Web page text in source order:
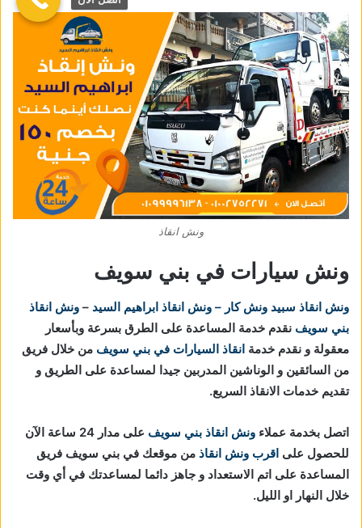
ونش انقاذ
ونش سيارات في بني سويف
ونش انقاذ سبيد ونش كار – ونش انقاذ ابراهيم السيد – ونش انقاذ
بني سويف نقدم خدمة المساعدة على الطرق بسرعة وبأسعار
معقولة و نقدم خدمة انقاذ السيارات في بني سويف من خلال فريق
من السائقين و الوناشين المدربين جيدا لمساعدة على الطريق و
تقديم خدمات الانقاذ السريع.
اتصل بخدمة عملاء ونش انقاذ بني سويف
على مدار 24 ساعة الآن
للحصول على اقرب ونش انقاذ من موقعك في بني سويف فريق
المساعدة على اتم الاستعداد و جاهز دائما لمساعدتك في أي وقت
خلال النهار او الليل.